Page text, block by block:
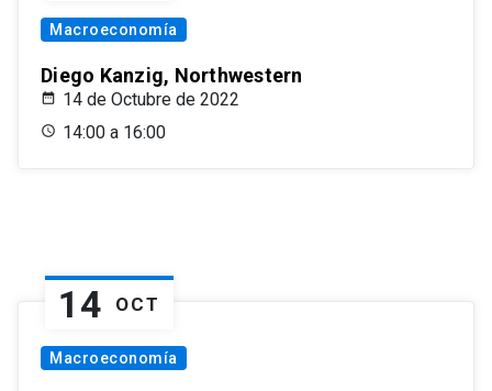
Macroeconomía
Diego Kanzig, Northwestern
14 de Octubre de 2022
14:00 a 16:00
14 OCT
Macroeconomía